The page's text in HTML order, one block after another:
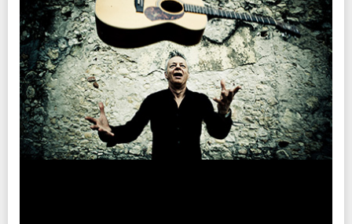
※0570で始まる電話番号は、一部携帯・PHS不可
注意事項
※未就学児(6歳未満)のご入場をお断りさせていただきます。
INFO
クリエイティブマン：03-3499-6669
企画・制作・招聘：クリエイティブマン